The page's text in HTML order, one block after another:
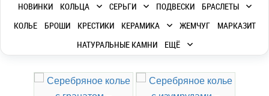
НОВИНКИ КОЛЬЦА СЕРЬГИ ПОДВЕСКИ
БРАСЛЕТЫ
КОЛЬЕ
БРОШИ КРЕСТИКИ КЕРАМИКА ЖЕМЧУГ
МАРКАЗИТ
НАТУРАЛЬНЫЕ КАМНИ
ЕЩЁ